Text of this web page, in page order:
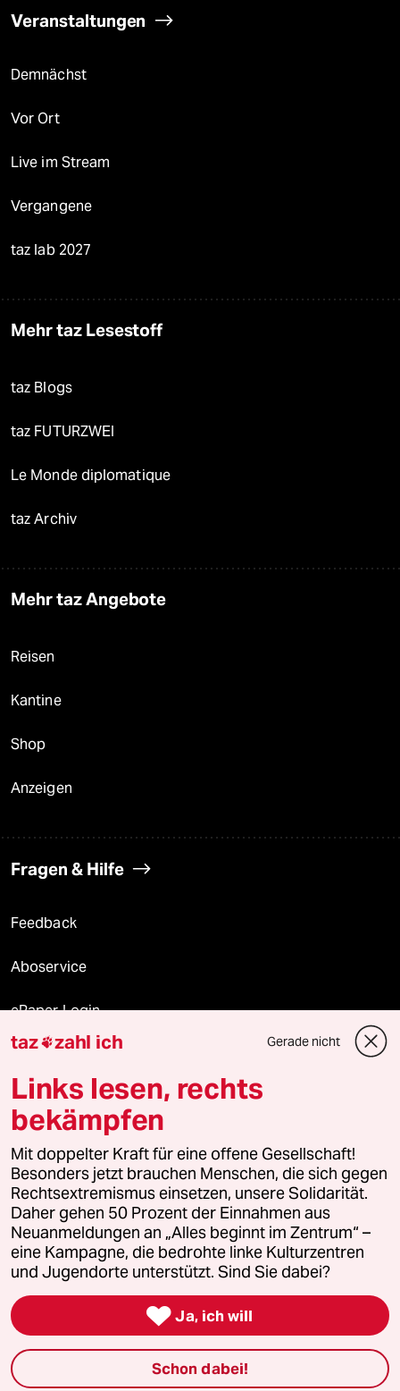
Veranstaltungen
Demnächst
Vor Ort
Live im Stream
Vergangene
taz lab 2027
Mehr taz Lesestoff
taz Blogs
taz FUTURZWEI
Le Monde diplomatique
taz Archiv
Mehr taz Angebote
Reisen
Kantine
Shop
Anzeigen
Fragen & Hilfe
Feedback
Aboservice
ePaper Login
Downloads für Abonnierende
© 2026 taz Verlags und Vertriebs GmbH
Alle Rechte vorbehalten. Bei rechtlichen Fragen oder für Genehmigungen
wenden Sie sich bitte an
lizenzen@taz.de
Feedback Redaktionsstatut Kommune-Richtlinien
Leitlinie Informant Datenschutz Impressum AGB
Seitenwende Einwilligungen widerrufen (Ads)
taz zahl ich Gerade nicht
Links lesen, rechts
bekämpfen
Mit doppelter Kraft für eine offene Gesellschaft!
Besonders jetzt brauchen Menschen, die sich gegen
Rechtsextremismus einsetzen, unsere Solidarität.
Daher gehen 50 Prozent der Einnahmen aus
Neuanmeldungen an „Alles beginnt im Zentrum“ –
eine Kampagne, die bedrohte linke Kulturzentren
und Jugendorte unterstützt. Sind Sie dabei?
 Ja, ich will
Schon dabei!